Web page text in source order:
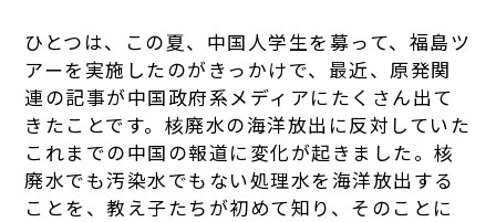
ひとつは、この夏、中国人学生を募って、福島ツ
アーを実施したのがきっかけで、最近、原発関
連の記事が中国政府系メディアにたくさん出て
きたことです。核廃水の海洋放出に反対していた
これまでの中国の報道に変化が起きました。核
廃水でも汚染水でもない処理水を海洋放出する
ことを、教え子たちが初めて知り、そのことに